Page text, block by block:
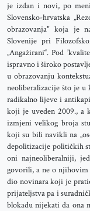
je izdan i novi, po
Slovensko-hrvatska
obrazovanja" koja je
Slovenije pri
„Angažirani“. Pod
ispravno i široko
u obrazovanju
neoliberalizacije što je
radikalno lijeve i
koji je uveden 2009., a
izmjeni velikog broja
koji su bili navikli na
depolitizacije političkih
oni najneoliberalniji,
govorili, a ne o njihovim
dio novinara koji je
prijateljstva pa i
blokadu nijekati da ona